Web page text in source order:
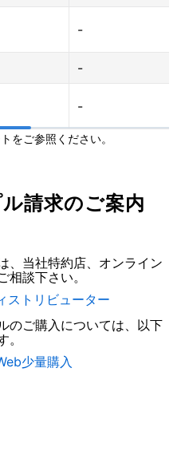
-
-
-
をご参照ください。
請求のご案内
、当社特約店、オンライン
相談下さい。
ストリビューター
のご購入については、以下
少量購入